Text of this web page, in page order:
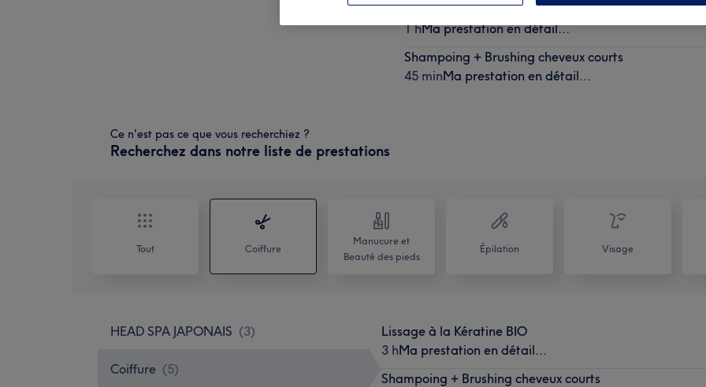
Rituel découverte
1 hMa prestation en détail...
Shampoing + Brushing cheveux courts
45 minMa prestation en détail...
Ce n'est pas ce que vous recherchiez ?
Recherchez dans notre liste de prestations
Tout Coiffure
Manucure et
Beauté des pieds
Épilation Visage
HEAD SPA JAPONAIS (3)
Coiffure (5)
Lissage à la Kératine BIO
3 hMa prestation en détail...
Shampoing + Brushing cheveux courts